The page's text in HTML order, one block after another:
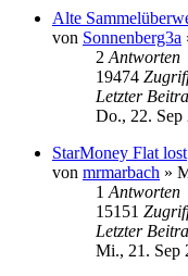
Alte
von Sonnenberg3a
2 Antworten
19474
Letzter
Do., 22. Sep
StarMoney Flat lost
von mrmarbach »
1 Antworten
15151
Letzter
Mi., 21. Sep